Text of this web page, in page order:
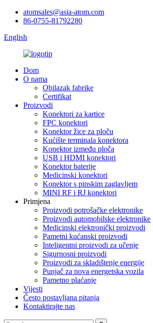
atomsales@asia-atom.com
86-0755-81792280
English
Dom
O nama
Obilazak fabrike
Certifikat
Proizvodi
Konektori za kartice
FPC konektori
Konektor žice za ploču
Kućište terminala konektora
Konektor između ploča
USB i HDMI konektori
Konektor baterije
Medicinski konektori
Konektor s pinskim zaglavljem
MINI RF i RJ konektori
Primjena
Proizvodi potrošačke elektronike
Proizvodi automobilske elektronike
Medicinski elektronički proizvodi
Pametni kućanski proizvodi
Inteligentni proizvodi za učenje
Sigurnosni proizvodi
Proizvodi za skladištenje energije
Punjač za nova energetska vozila
Pametno plaćanje
Vijesti
Često postavljana pitanja
Kontaktirajte nas